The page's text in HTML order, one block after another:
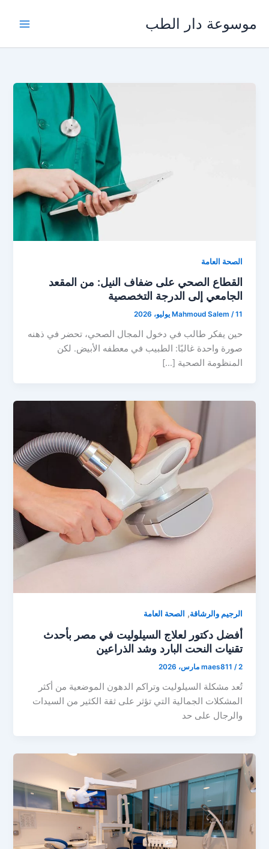
المحتوى
موسوعة دار الطب
الصحة العامة
القطاع الصحي على ضفاف النيل: من المقعد
الجامعي إلى الدرجة التخصصية
Mahmoud Salem /11 يوليو، 2026
حين يفكر طالب في دخول المجال الصحي، تحضر في ذهنه
صورة واحدة غالبًا: الطبيب في معطفه الأبيض. لكن
المنظومة الصحية […]
الرجيم والرشاقة, الصحة العامة
أفضل دكتور لعلاج السيلوليت في مصر بأحدث
تقنيات النحت البارد وشد الذراعين
maes811 /2 مارس، 2026
تُعد مشكلة السيلوليت وتراكم الدهون الموضعية من أكثر
المشكلات الجمالية التي تؤثر على ثقة الكثير من السيدات
والرجال على حد